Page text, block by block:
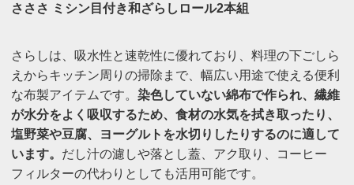
さささ ミシン目付き和ざらしロール2本組
さらしは、吸水性と速乾性に優れており、料理の下ごしら
えからキッチン周りの掃除まで、幅広い用途で使える便利
な布製アイテムです。 染色していない綿布で作られ、繊維
が水分をよく吸収するため、食材の水気を拭き取ったり、
塩野菜や豆腐、ヨーグルトを水切りしたりするのに適して
います。 だし汁の濾しや落とし蓋、アク取り、コーヒー
フィルターの代わりとしても活用可能です。